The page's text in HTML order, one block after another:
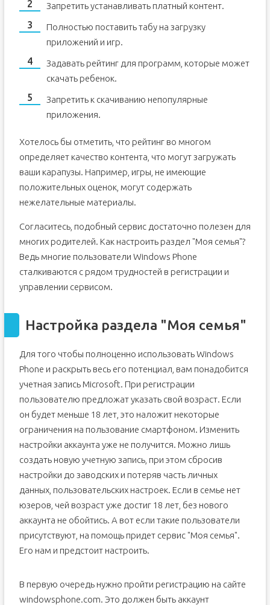
Запретить устанавливать платный контент.
Полностью поставить табу на загрузку
приложений и игр.
Задавать рейтинг для программ, которые может
скачать ребенок.
Запретить к скачиванию непопулярные
приложения.
Хотелось бы отметить, что рейтинг во многом
определяет качество контента, что могут загружать
ваши карапузы. Например, игры, не имеющие
положительных оценок, могут содержать
нежелательные материалы.
Согласитесь, подобный сервис достаточно полезен для
многих родителей. Как настроить раздел "Моя семья"?
Ведь многие пользователи Windows Phone
сталкиваются с рядом трудностей в регистрации и
управлении сервисом.
Настройка раздела "Моя семья"
Для того чтобы полноценно использовать Windows
Phone и раскрыть весь его потенциал, вам понадобится
учетная запись Microsoft. При регистрации
пользователю предложат указать свой возраст. Если
он будет меньше 18 лет, это наложит некоторые
ограничения на пользование смартфоном. Изменить
настройки аккаунта уже не получится. Можно лишь
создать новую учетную запись, при этом сбросив
настройки до заводских и потеряв часть личных
данных, пользовательских настроек. Если в семье нет
юзеров, чей возраст уже достиг 18 лет, без нового
аккаунта не обойтись. А вот если такие пользователи
присутствуют, на помощь придет сервис "Моя семья".
Его нам и предстоит настроить.
В первую очередь нужно пройти регистрацию на сайте
windowsphone.com. Это должен быть аккаунт